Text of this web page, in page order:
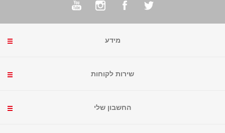
מידע
שירות לקוחות
החשבון שלי